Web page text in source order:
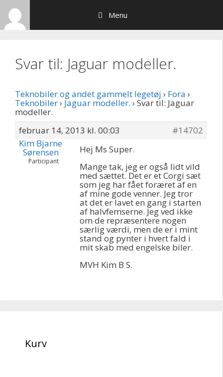
Hop
indhold
Menu
Svar til: Jaguar modeller.
Teknobiler og andet gammelt legetøj › Fora ›
Teknobiler› Jaguar modeller. › Svar til: Jaguar
modeller.
februar 14, 2013 kl. 00:03
#14702
Kim Bjarne
Sørensen
Participant
Hej Ms Super.
Mange tak, jeg er også lidt vild
med sættet. Det er et Corgi sæt
som jeg har fået foræret af en
af mine gode venner. Jeg tror
at det er lavet en gang i starten
af halvfemserne. Jeg ved ikke
om de repræsentere nogen
særlig værdi, men de er i mint
stand og pynter i hvert fald i
mit skab med engelske biler.
MVH Kim B S.
Kurv